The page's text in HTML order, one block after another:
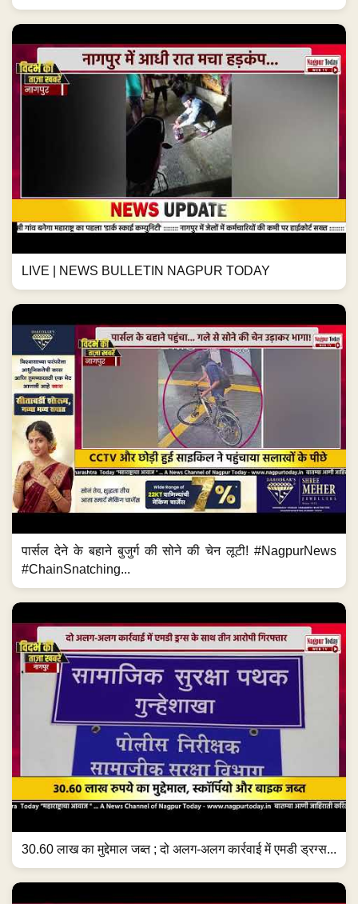
LIVE | NEWS BULLETIN NAGPUR TODAY
पार्सल देने के बहाने बुजुर्ग की सोने की चेन लूटी! #NagpurNews
#ChainSnatching...
30.60 लाख का मुद्देमाल जब्त ; दो अलग-अलग कार्रवाई में एमडी ड्रग्स...